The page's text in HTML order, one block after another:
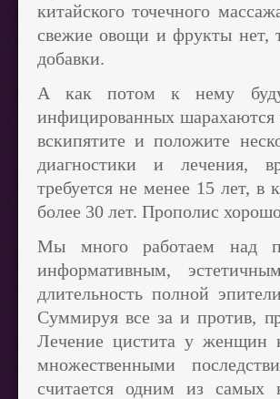
китайского точечного
свежие овощи и фрукты нет,
добавки.
А как потом к нему
инфицированных шарахаются
вскипятите и положите
диагностики и лечения,
требуется не менее 15 лет,
более 30 лет. Прополис
Мы много работаем над
информативным,
длительность полной
Суммируя все за и против,
Лечение цистита у женщин
множественными
считается одним из самых